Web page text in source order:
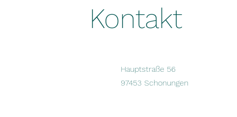
Kontakt
Hauptstraße 56
97453 Schonungen